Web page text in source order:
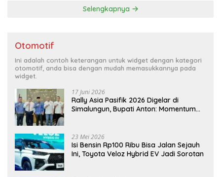
Selengkapnya
Otomotif
Ini adalah contoh keterangan untuk widget dengan kategori
otomotif, anda bisa dengan mudah memasukkannya pada
widget.
17 Juni 2026
Rally Asia Pasifik 2026 Digelar di
Simalungun, Bupati Anton: Momentum
23 Mei 2026
Isi Bensin Rp100 Ribu Bisa Jalan Sejauh
Ini, Toyota Veloz Hybrid EV Jadi Sorotan